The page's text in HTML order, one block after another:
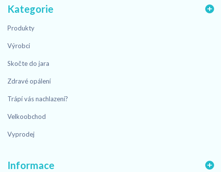
Kategorie
Produkty
Výrobci
Skočte do jara
Zdravé opálení
Trápí vás nachlazení?
Velkoobchod
Vyprodej
Informace